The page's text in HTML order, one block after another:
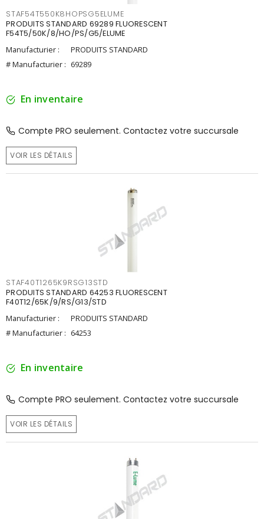
STAF54T550K8HOPSG5ELUME
PRODUITS STANDARD 69289 FLUORESCENT
F54T5/50K/8/HO/PS/G5/ELUME
Manufacturier :
PRODUITS STANDARD
# Manufacturier : 69289
En inventaire
Compte PRO seulement. Contactez votre succursale
VOIR LES DÉTAILS
STAF40T1265K9RSG13STD
PRODUITS STANDARD 64253 FLUORESCENT
F40T12/65K/9/RS/G13/STD
Manufacturier :
PRODUITS STANDARD
# Manufacturier : 64253
En inventaire
Compte PRO seulement. Contactez votre succursale
VOIR LES DÉTAILS